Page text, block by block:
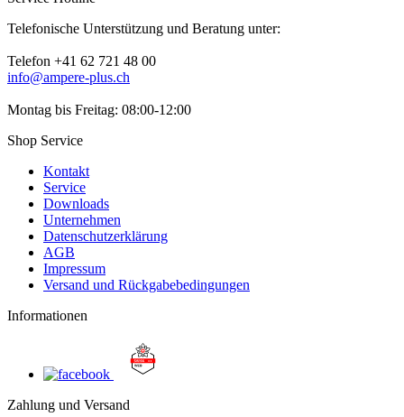
Telefonische Unterstützung und Beratung unter:
Telefon +41 62 721 48 00
info@ampere-plus.ch
Montag bis Freitag: 08:00-12:00
Shop Service
Kontakt
Service
Downloads
Unternehmen
Datenschutzerklärung
AGB
Impressum
Versand und Rückgabebedingungen
Informationen
Zahlung und Versand